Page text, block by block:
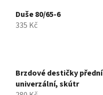
Duše 80/65-6
335 Kč
Brzdové destičky přední
univerzální, skútr